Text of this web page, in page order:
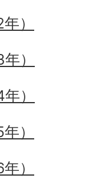
）
）
）
）
）